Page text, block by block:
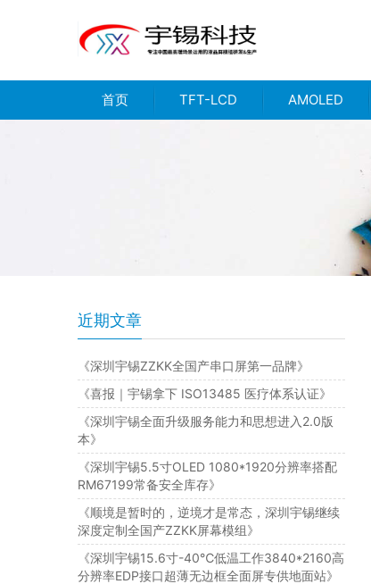
首页 TFT-LCD AMOLED
近期文章
《深圳宇锡ZZKK全国产串口屏第一品牌》
《喜报｜宇锡拿下 ISO13485 医疗体系认证》
《深圳宇锡全面升级服务能力和思想进入2.0版
本》
《深圳宇锡5.5寸OLED 1080*1920分辨率搭配
RM67199常备安全库存》
《顺境是暂时的，逆境才是常态，深圳宇锡继续
深度定制全国产ZZKK屏幕模组》
《深圳宇锡15.6寸-40℃低温工作3840*2160高
分辨率EDP接口超薄无边框全面屏专供地面站》